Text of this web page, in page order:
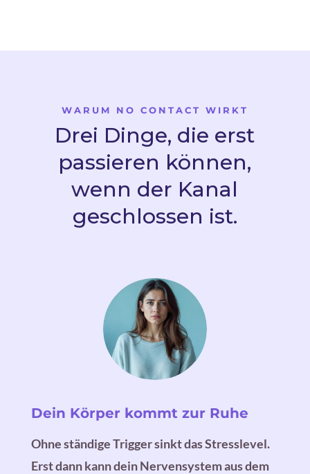
WARUM NO CONTACT WIRKT
Drei Dinge, die erst
passieren können,
wenn der Kanal
geschlossen ist.
Dein Körper kommt zur Ruhe
Ohne ständige Trigger sinkt das Stresslevel.
Erst dann kann dein Nervensystem aus dem